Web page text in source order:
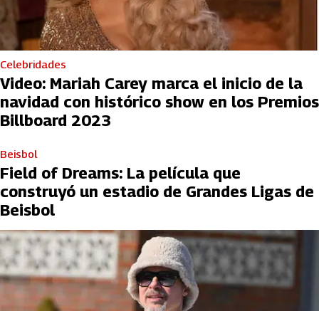
Celebridades
Video: Mariah Carey marca el inicio de la
navidad con histórico show en los Premios
Billboard 2023
Beisbol
Field of Dreams: La película que
construyó un estadio de Grandes Ligas de
Beisbol